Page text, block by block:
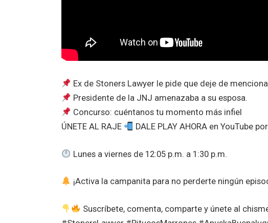
Ex de Stoners Lawyer le pide que deje de
Presidente de la JNJ amenazaba a su esposa.
Concurso: cuéntanos tu momento más infiel
ÚNETE AL RAJE
DALE PLAY AHORA en YouTube
Lunes a viernes de 12:05 p.m. a 1:30 p.m.
¡Activa la campanita para no perderte ningún
Suscríbete, comenta, comparte y únete al